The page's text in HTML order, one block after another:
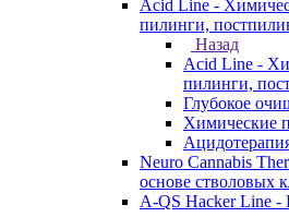
Acid Line -
пилинги,
Назад
Acid Line -
пилинги,
Глубокое
Химические
Neuro Cannabis
основе стволовых
A-QS Hacker Line -